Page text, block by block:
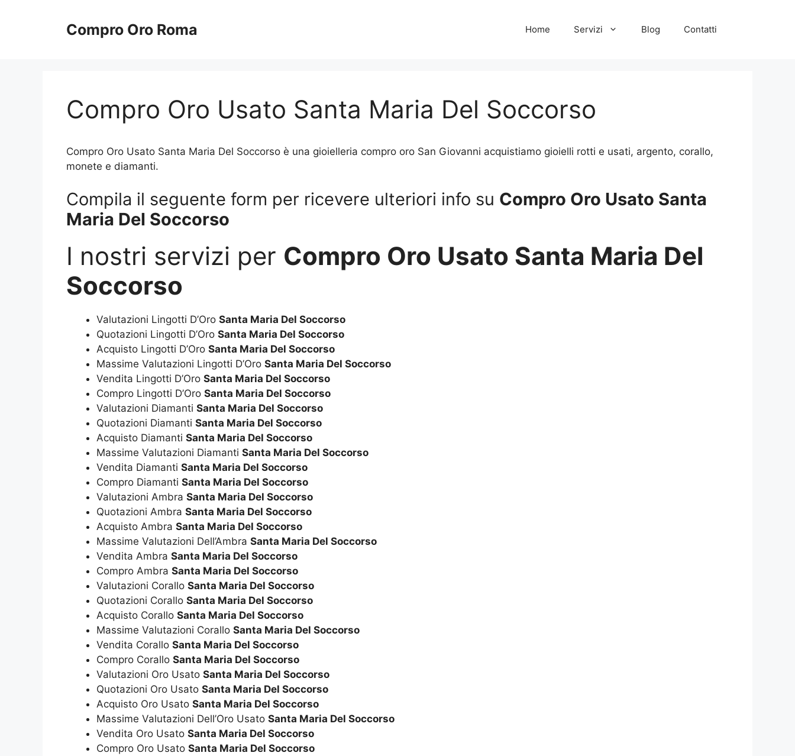
Compro Oro Roma Home Servizi Blog Contatti
Compro Oro Usato Santa Maria Del Soccorso
Compro Oro Usato Santa Maria Del Soccorso è una gioielleria compro oro San Giovanni acquistiamo gioielli rotti e usati, argento, corallo,
monete e diamanti.
Compila il seguente form per ricevere ulteriori info su Compro Oro Usato Santa
Maria Del Soccorso
I nostri servizi per Compro Oro Usato Santa Maria Del
Soccorso
Valutazioni Lingotti D’Oro Santa Maria Del Soccorso
Quotazioni Lingotti D’Oro Santa Maria Del Soccorso
Acquisto Lingotti D’Oro Santa Maria Del Soccorso
Massime Valutazioni Lingotti D’Oro Santa Maria Del Soccorso
Vendita Lingotti D’Oro Santa Maria Del Soccorso
Compro Lingotti D’Oro Santa Maria Del Soccorso
Valutazioni Diamanti Santa Maria Del Soccorso
Quotazioni Diamanti Santa Maria Del Soccorso
Acquisto Diamanti Santa Maria Del Soccorso
Massime Valutazioni Diamanti Santa Maria Del Soccorso
Vendita Diamanti Santa Maria Del Soccorso
Compro Diamanti Santa Maria Del Soccorso
Valutazioni Ambra Santa Maria Del Soccorso
Quotazioni Ambra Santa Maria Del Soccorso
Acquisto Ambra Santa Maria Del Soccorso
Massime Valutazioni Dell’Ambra Santa Maria Del Soccorso
Vendita Ambra Santa Maria Del Soccorso
Compro Ambra Santa Maria Del Soccorso
Valutazioni Corallo Santa Maria Del Soccorso
Quotazioni Corallo Santa Maria Del Soccorso
Acquisto Corallo Santa Maria Del Soccorso
Massime Valutazioni Corallo Santa Maria Del Soccorso
Vendita Corallo Santa Maria Del Soccorso
Compro Corallo Santa Maria Del Soccorso
Valutazioni Oro Usato Santa Maria Del Soccorso
Quotazioni Oro Usato Santa Maria Del Soccorso
Acquisto Oro Usato Santa Maria Del Soccorso
Massime Valutazioni Dell’Oro Usato Santa Maria Del Soccorso
Vendita Oro Usato Santa Maria Del Soccorso
Compro Oro Usato Santa Maria Del Soccorso